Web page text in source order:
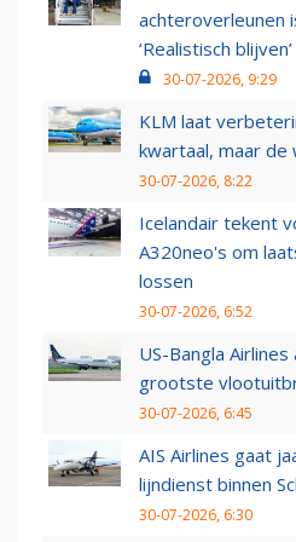
achteroverleunen
‘Realistisch blijven’
30-07-2026, 9:29
KLM laat
kwartaal, maar de
30-07-2026, 8:22
Icelandair tekent
A320neo's om
lossen
30-07-2026, 6:52
US-Bangla
grootste
30-07-2026, 6:45
AIS Airlines gaat
lijndienst binnen
30-07-2026, 6:30